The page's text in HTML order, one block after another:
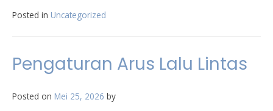
Posted in Uncategorized
Pengaturan Arus Lalu Lintas
Posted on Mei 25, 2026 by